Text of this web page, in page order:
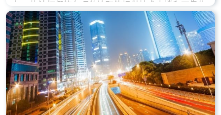
权、执法打假等各项监管职能提供技术支撑和可靠依
据。